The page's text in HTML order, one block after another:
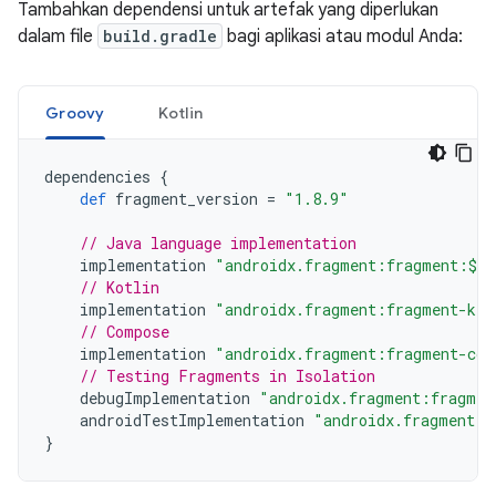
Tambahkan dependensi untuk artefak yang diperlukan
dalam file build.gradle bagi aplikasi atau modul Anda:
Groovy Kotlin
dependencies {
def fragment_version = "1.8.9"
// Java language implementation
implementation
// Kotlin
implementation "androidx.fragment:fragment-
// Compose
implementation "androidx.fragment:fragment-
// Testing Fragments in Isolation
debugImplementation
androidTestImplementation
}